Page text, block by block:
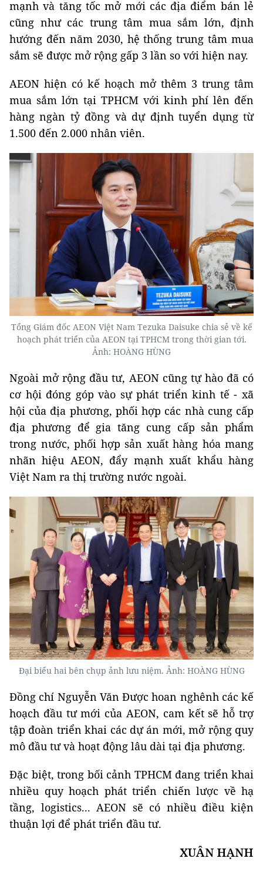
mạnh và tăng tốc mở mới các địa điểm bán lẻ
cũng như các trung tâm mua sắm lớn, định
hướng đến năm 2030, hệ thống trung tâm mua
sắm sẽ được mở rộng gấp 3 lần so với hiện nay.
AEON hiện có kế hoạch mở thêm 3 trung tâm
mua sắm lớn tại TPHCM với kinh phí lên đến
hàng ngàn tỷ đồng và dự định tuyển dụng từ
1.500 đến 2.000 nhân viên.
Tổng Giám đốc AEON Việt Nam Tezuka Daisuke chia sẻ về kế
hoạch phát triển của AEON tại TPHCM trong thời gian tới.
Ảnh: HOÀNG HÙNG
Ngoài mở rộng đầu tư, AEON cũng tự hào đã có
cơ hội đóng góp vào sự phát triển kinh tế - xã
hội của địa phương, phối hợp các nhà cung cấp
địa phương để gia tăng cung cấp sản phẩm
trong nước, phối hợp sản xuất hàng hóa mang
nhãn hiệu AEON, đẩy mạnh xuất khẩu hàng
Việt Nam ra thị trường nước ngoài.
Đại biểu hai bên chụp ảnh lưu niệm. Ảnh: HOÀNG HÙNG
Đồng chí Nguyễn Văn Được hoan nghênh các kế
hoạch đầu tư mới của AEON, cam kết sẽ hỗ trợ
tập đoàn triển khai các dự án mới, mở rộng quy
mô đầu tư và hoạt động lâu dài tại địa phương.
Đặc biệt, trong bối cảnh TPHCM đang triển khai
nhiều quy hoạch phát triển chiến lược về hạ
tầng, logistics... AEON sẽ có nhiều điều kiện
thuận lợi để phát triển đầu tư.
XUÂN HẠNH